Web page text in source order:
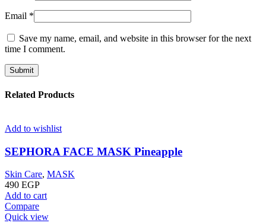
Email *
Save my name, email, and website in this browser for the next
time I comment.
Related Products
Add to wishlist
SEPHORA FACE MASK Pineapple
Skin Care, MASK
490 EGP
Add to cart
Compare
Quick view